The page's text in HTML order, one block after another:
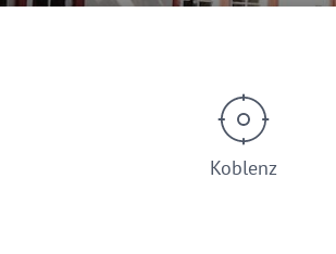
Koblenz